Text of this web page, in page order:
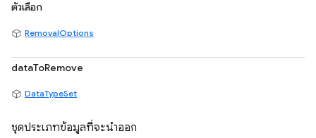
ตัวเลือก
RemovalOptions
dataToRemove
DataTypeSet
ชุดประเภทข้อมูลที่จะนำออก